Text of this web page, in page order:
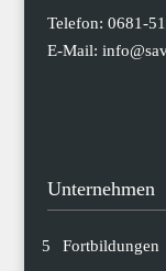
Telefon: 0681-
E-Mail:
Unternehmen
Fortbildungen